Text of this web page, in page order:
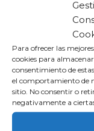
Para ofrecer las
cookies para
consentimiento de
el comportamiento de
sitio. No consentir o
negativamente a
Responde de
de las
formulado.
Aclara